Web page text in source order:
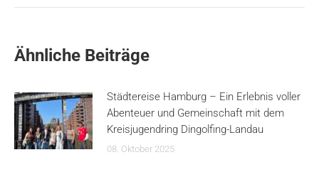
Ähnliche Beiträge
Städtereise Hamburg – Ein Erlebnis voller
Abenteuer und Gemeinschaft mit dem
Kreisjugendring Dingolfing-Landau
08. Oktober 2025